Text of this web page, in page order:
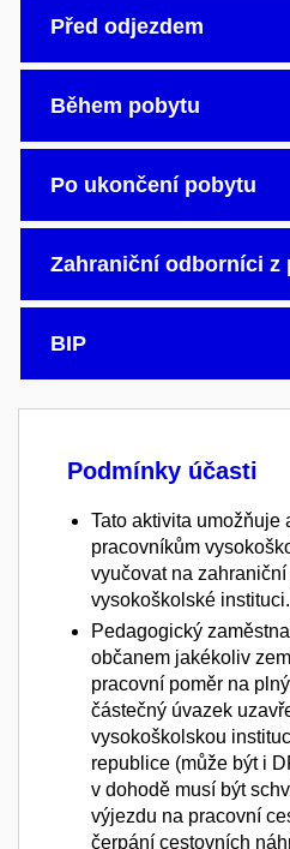
Před odjezdem
Během pobytu
Po ukončení pobytu
Zahraniční odborníci z
BIP
Podmínky účasti
Tato aktivita umožňuje
pracovníkům
vyučovat na
vysokoškolské instituci.
Pedagogický
občanem jakékoliv
pracovní poměr na
částečný úvazek
vysokoškolskou
republice (může být i
v dohodě musí být
výjezdu na pracovní
čerpání cestovních